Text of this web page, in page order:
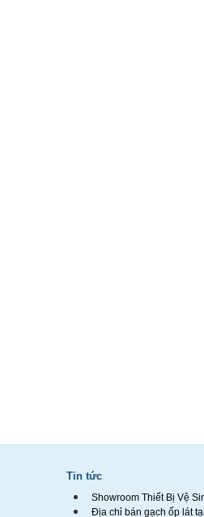
Tin tức
Showroom Thiết Bị Vệ
Địa chỉ bán gạch ốp lát